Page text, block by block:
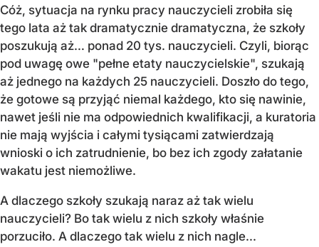
Cóż, sytuacja na rynku pracy nauczycieli zrobiła się
tego lata aż tak dramatycznie dramatyczna, że szkoły
poszukują aż… ponad 20 tys. nauczycieli. Czyli, biorąc
pod uwagę owe "pełne etaty nauczycielskie", szukają
aż jednego na każdych 25 nauczycieli. Doszło do tego,
że gotowe są przyjąć niemal każdego, kto się nawinie,
nawet jeśli nie ma odpowiednich kwalifikacji, a kuratoria
nie mają wyjścia i całymi tysiącami zatwierdzają
wnioski o ich zatrudnienie, bo bez ich zgody załatanie
wakatu jest niemożliwe.
A dlaczego szkoły szukają naraz aż tak wielu
nauczycieli? Bo tak wielu z nich szkoły właśnie
porzuciło. A dlaczego tak wielu z nich nagle...